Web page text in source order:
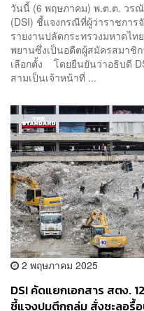
วันนี้ (6 พฤษภาคม) พ.ต.ต. วร
(DSI) ชี้แจงกรณีที่ผู้ว่าราชการ
รายงานปลัดกระทรวงมหาดไท
พยานซึ่งเป็นอดีตผู้สมัครสมาชิ
เลือกตั้ง โดยยืนยันว่าอธิบดี
สามเป็นเจ้าหน้าที่ ...
2 พฤษภาคม 2025
DSI คัดแยกเอกสาร สตง.
ชี้แจงปมตึกถล่ม สั่งชะลอรื้